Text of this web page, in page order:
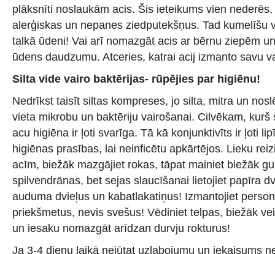
plāksnīti noslaukām acis. Šis ieteikums vien
alerģiskas un nepanes ziedputekšņus. Tad kumelīšu
talkā ūdeni! Vai arī nomazgāt acis ar bērnu ziepēm
ūdens daudzumu. Atceries, katrai acij izmanto savu
Silta vide vairo baktērijas- rūpējies par higiēnu!
Nedrīkst taisīt siltas kompreses, jo silta, mitra un
vieta mikrobu un baktēriju vairošanai. Cilvēkam,
acu higiēna ir ļoti svarīga. Tā kā konjunktivīts ir ļoti
higiēnas prasības, lai neinficētu apkārtējos. Lieku
acīm, biežāk mazgājiet rokas, tāpat mainiet biežāk
spilvendrānas, bet sejas slaucīšanai lietojiet papīra
auduma dvieļus un kabatlakatiņus! Izmantojiet
priekšmetus, nevis svešus! Vēdiniet telpas, biežāk
un iesaku nomazgāt arīdzan durvju rokturus!
Ja 3-4 dienu laikā nejūtat uzlabojumu un iekaisums